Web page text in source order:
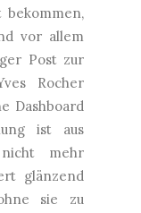
bekommen,
vor allem
Post zur
Rocher
Dashboard
ist aus
nicht mehr
glänzend
sie zu